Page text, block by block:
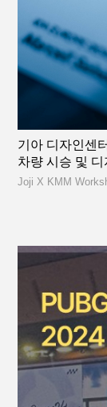
기아 디자인센
차량 시승 및
Joji X KMM